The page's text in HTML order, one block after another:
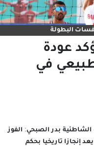
البطولة
عودة
في
الشاطئية بدر الصبحي: الفوز
إنجازا تاريخيا بحكم